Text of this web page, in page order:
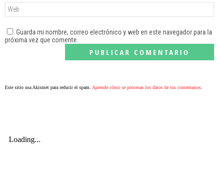
Guarda mi nombre, correo electrónico y web en este navegador para la
próxima vez que comente.
Este sitio usa Akismet para reducir el spam. Aprende cómo se procesan los datos de tus comentarios.